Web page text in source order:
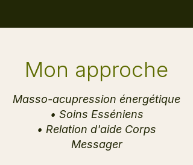
Mon approche
Masso-acupression énergétique
• Soins Esséniens
• Relation d'aide Corps
Messager